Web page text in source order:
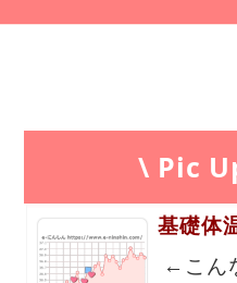
\ Pic
基礎体
←こん